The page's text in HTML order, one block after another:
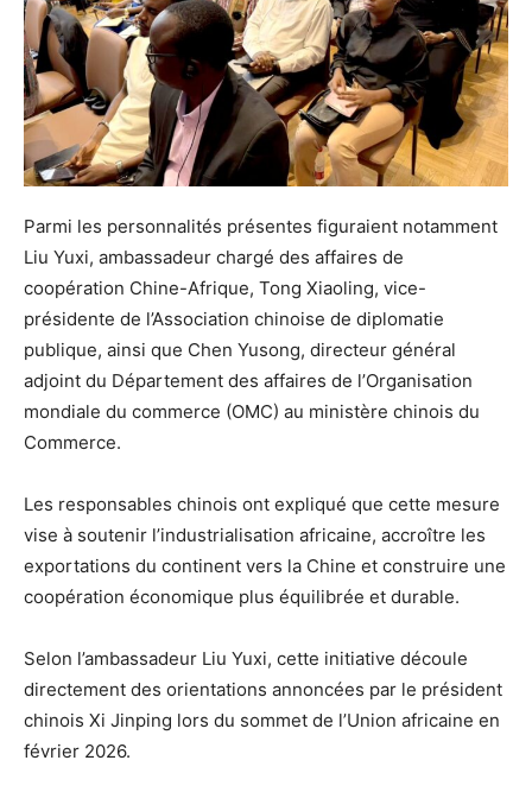
Parmi les personnalités présentes figuraient notamment
Liu Yuxi, ambassadeur chargé des affaires de
coopération Chine-Afrique, Tong Xiaoling, vice-
présidente de l’Association chinoise de diplomatie
publique, ainsi que Chen Yusong, directeur général
adjoint du Département des affaires de l’Organisation
mondiale du commerce (OMC) au ministère chinois du
Commerce.
Les responsables chinois ont expliqué que cette mesure
vise à soutenir l’industrialisation africaine, accroître les
exportations du continent vers la Chine et construire une
coopération économique plus équilibrée et durable.
Selon l’ambassadeur Liu Yuxi, cette initiative découle
directement des orientations annoncées par le président
chinois Xi Jinping lors du sommet de l’Union africaine en
février 2026.